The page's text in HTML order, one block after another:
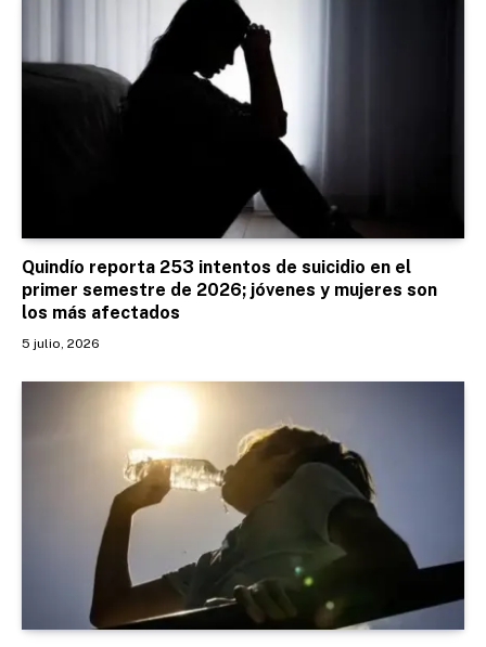
Quindío reporta 253 intentos de suicidio en el
primer semestre de 2026; jóvenes y mujeres son
los más afectados
5 julio, 2026